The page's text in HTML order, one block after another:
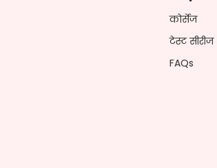
कोर्सेज
टेस्ट सीरीज
FAQs